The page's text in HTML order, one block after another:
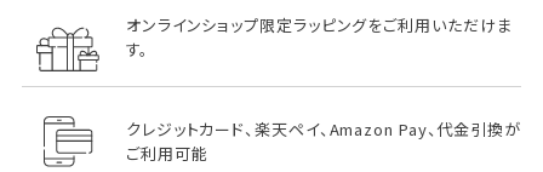
オンラインショップ限定ラッピングをご利用いただけま
す。
クレジットカード、楽天ペイ、Amazon Pay、代金引換が
ご利用可能